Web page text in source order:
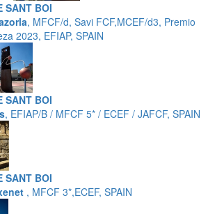
SANT BOI
, MFCF/d, Savi FCF,MCEF/d3, Premio
2023, EFIAP, SPAIN
SANT BOI
, EFIAP/B / MFCF 5* / ECEF / JAFCF, SPAIN
SANT BOI
, MFCF 3*,ECEF, SPAIN